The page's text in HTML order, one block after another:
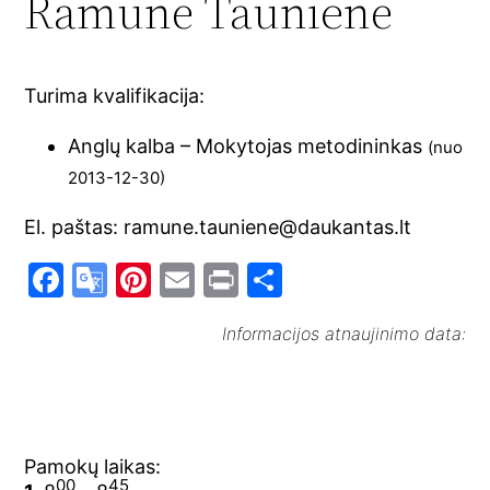
Turima kvalifikacija:
Anglų kalba – Mokytojas metodininkas (nuo
2013-12-30)
El. paštas: ramune.tauniene@daukantas.lt
F
o
G
Tr
Pi E
ai
Pr
in
t
ar
Informacijos atnaujinimo data:
Pamokų laikas:
00 45